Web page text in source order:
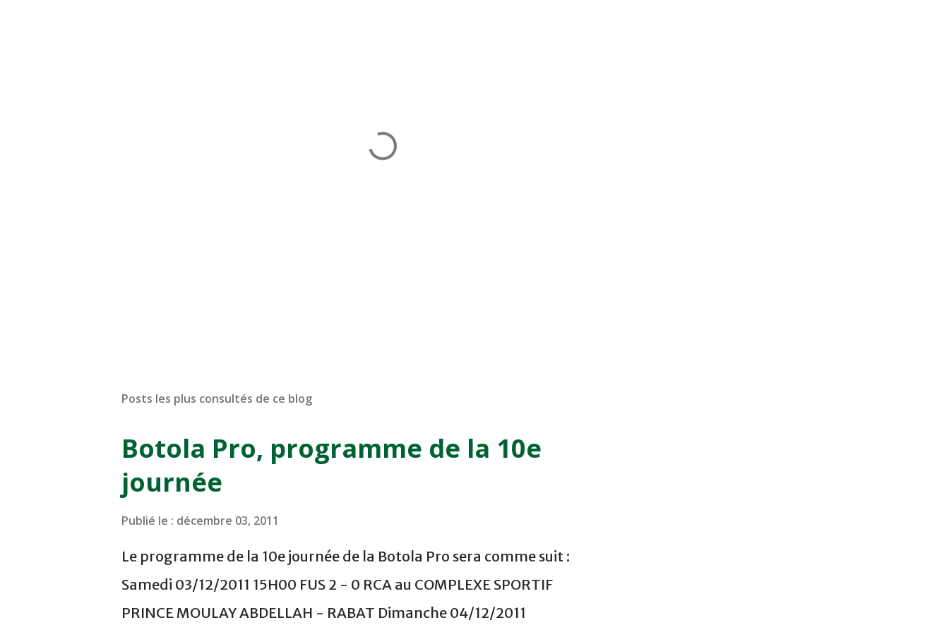
Posts les plus consultés de ce blog
Botola Pro, programme de la 10e
journée
Publié le : décembre 03, 2011
Le programme de la 10e journée de la Botola Pro sera comme suit :
Samedi 03/12/2011 15H00 FUS 2 - 0 RCA au COMPLEXE SPORTIF
PRINCE MOULAY ABDELLAH - RABAT Dimanche 04/12/2011